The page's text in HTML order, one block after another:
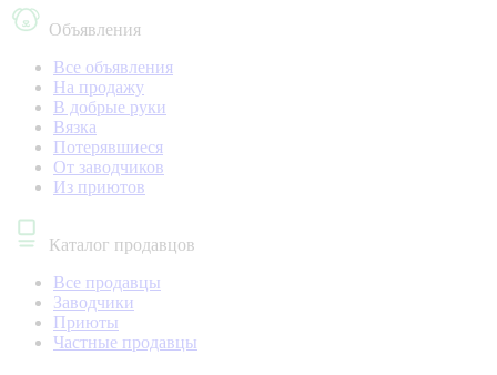
Объявления
Все объявления
На продажу
В добрые руки
Вязка
Потерявшиеся
От заводчиков
Из приютов
Каталог продавцов
Все продавцы
Заводчики
Приюты
Частные продавцы